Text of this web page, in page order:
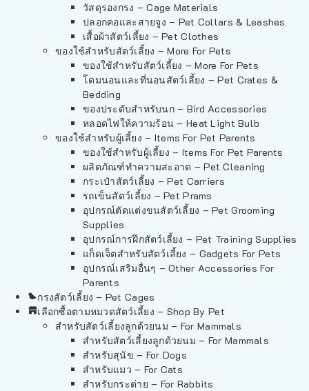
วัสดุรองกรง – Cage Materials
ปลอกคอและสายจูง – Pet Collars & Leashes
เสื้อผ้าสัตว์เลี้ยง – Pet Clothes
ของใช้สำหรับสัตว์เลี้ยง – More For Pets
ของใช้สำหรับสัตว์เลี้ยง – More For Pets
โดมนอนและที่นอนสัตว์เลี้ยง – Pet Crates &
Bedding
ของประดับสำหรับนก – Bird Accessories
หลอดไฟให้ความร้อน – Heat Light Bulb
ของใช้สำหรับผู้เลี้ยง – Items For Pet Parents
ของใช้สำหรับผู้เลี้ยง – Items For Pet Parents
ผลิตภัณฑ์ทำความสะอาด – Pet Cleaning
กระเป๋าสัตว์เลี้ยง – Pet Carriers
รถเข็นสัตว์เลี้ยง – Pet Prams
อุปกรณ์ตัดแต่งขนสัตว์เลี้ยง – Pet Grooming
Supplies
อุปกรณ์การฝึกสัตว์เลี้ยง – Pet Training Supplies
แก็ดเจ็ตสำหรับสัตว์เลี้ยง – Gadgets For Pets
อุปกรณ์เสริมอื่นๆ – Other Accessories For
Parents
กรงสัตว์เลี้ยง – Pet Cages
เลือกซื้อตามหมวดสัตว์เลี้ยง – Shop By Pet
สำหรับสัตว์เลี้ยงลูกด้วยนม – For Mammals
สำหรับสัตว์เลี้ยงลูกด้วยนม – For Mammals
สำหรับสุนัข – For Dogs
สำหรับแมว – For Cats
สำหรับกระต่าย – For Rabbits